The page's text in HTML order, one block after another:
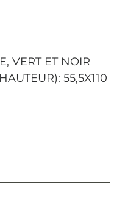
VERT ET NOIR
55,5X110